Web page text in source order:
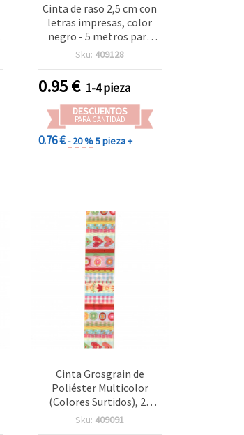
Cinta de raso 2,5 cm con
letras impresas, color
negro - 5 metros para
manualidades
Sku: 409128
0.95€ 1-4 pieza
DESCUENTOS
PARA CANTIDAD
0.76 €- 20 %5 pieza +
Cinta Grosgrain de
Poliéster Multicolor
(Colores Surtidos), 25
mm, Rollo de 3 m – Cinta
Sku: 409091